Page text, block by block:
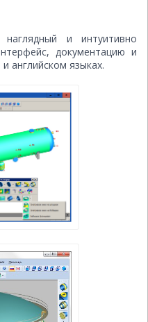
и интуитивно
документацию и
английском языках.